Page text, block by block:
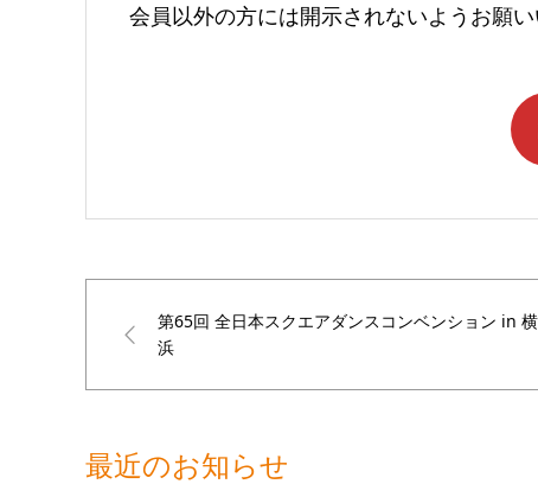
会員以外の方には開示されないようお願い
第65回 全日本スクエアダンスコンベンション in 横
浜
最近のお知らせ